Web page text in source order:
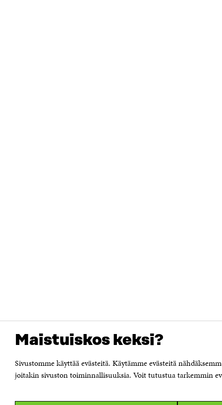
Maistuiskos keksi?
Sivustomme käyttää evästeitä. Käytämme evästeitä
joitakin sivuston toiminnallisuuksia. Voit tutustua tarkemmin